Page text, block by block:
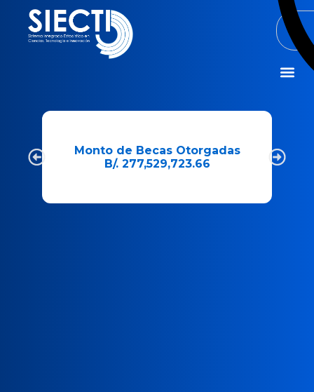
Monto de Becas Otorgadas
B/. 277,529,723.66